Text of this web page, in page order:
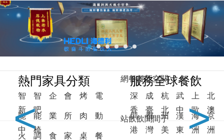
馗降:粽邪2,学长的大香肠好吃吗,暴躁太子爷,刘罗锅别传,韩国电影朋友,
深夜的蠕动未增删有翻译樱,武林女大生,一江春水向东流在线观看
餐飲家具定制廠家-深圳海德利家具有限公司官網-專注餐飲桌椅行業25年！
收藏本站
網站地圖
網
站
餐
飲
餐
飲
新
聞
空
間
關
于
< >
熱門家具分類
智
能
火
智
能
調
企
業
食
會
所
家
烤
肉
桌
電
動
餐
新
中
吧
椅
服務全球餐飲
深
圳
成
都
杭
州
武
漢
上
海
北
京
香
港
臺
灣
北
美
中
東
歐
洲
澳
洲